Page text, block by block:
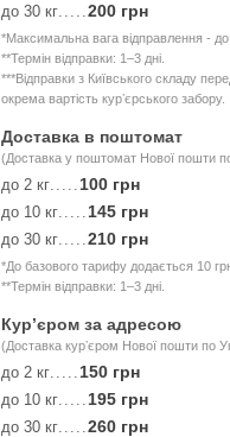
до 30 кг.....200 грн
*Максимальна вага відправлення - до
**Термін відправки: 1–3 дні.
***Відправки з Київського складу
окрема вартість курʼєрського забору.
Доставка в поштомат
(Доставка у поштомат Нової пошти по
до 2 кг..... 100 грн
до 10 кг..... 145 грн
до 30 кг.....210 грн
*До базового тарифу додається 10
**Термін відправки: 1–3 дні.
Курʼєром за адресою
(Доставка курʼєром Нової пошти по
до 2 кг..... 150 грн
до 10 кг..... 195 грн
до 30 кг.....260 грн